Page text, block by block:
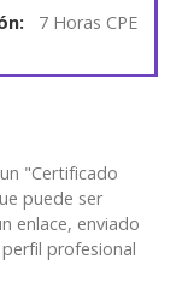
7 Horas CPE
"Certificado
puede ser
enlace, enviado
profesional